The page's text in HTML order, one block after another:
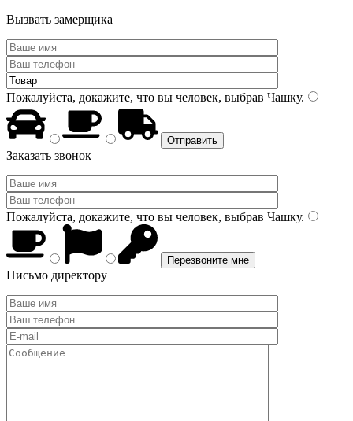
Вызвать замерщика
Пожалуйста, докажите, что вы человек, выбрав Чашку.
Заказать звонок
Пожалуйста, докажите, что вы человек, выбрав Чашку.
Письмо директору